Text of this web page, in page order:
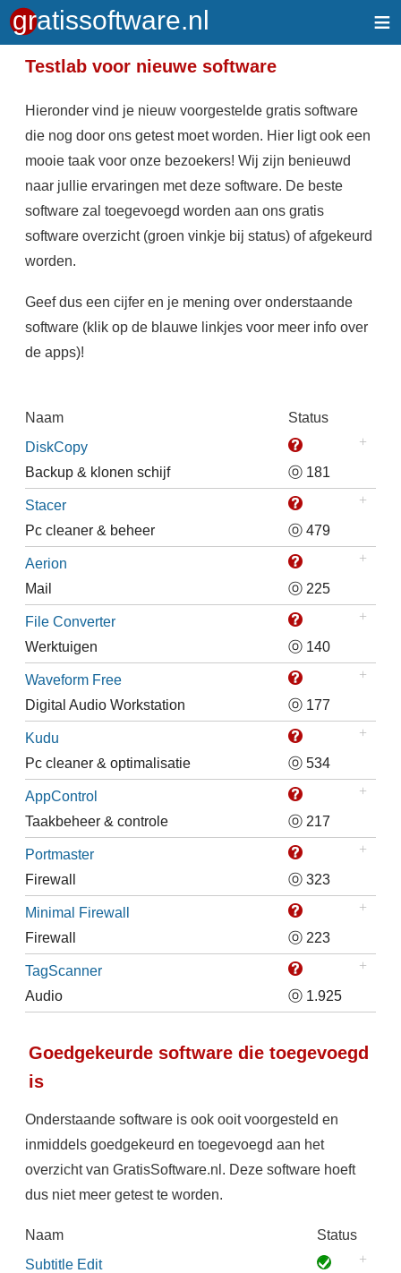
≡
Testlab voor nieuwe software
Hieronder vind je nieuw voorgestelde gratis software
die nog door ons getest moet worden. Hier ligt ook een
mooie taak voor onze bezoekers! Wij zijn benieuwd
naar jullie ervaringen met deze software. De beste
software zal toegevoegd worden aan ons gratis
software overzicht (groen vinkje bij status) of afgekeurd
worden.
Geef dus een cijfer en je mening over onderstaande
software (klik op de blauwe linkjes voor meer info over
de apps)!
Naam Status
DiskCopy
Backup & klonen schijf
ⓞ 181
Stacer
Pc cleaner & beheer
ⓞ 479
Aerion
Mail
ⓞ 225
File Converter
Werktuigen
ⓞ 140
Waveform Free
Digital Audio Workstation
ⓞ 177
Kudu
Pc cleaner & optimalisatie
ⓞ 534
AppControl
Taakbeheer & controle
ⓞ 217
Portmaster
Firewall
ⓞ 323
Minimal Firewall
Firewall
ⓞ 223
TagScanner
Audio
ⓞ 1.925
Goedgekeurde software die toegevoegd
is
Onderstaande software is ook ooit voorgesteld en
inmiddels goedgekeurd en toegevoegd aan het
overzicht van GratisSoftware.nl. Deze software hoeft
dus niet meer getest te worden.
Naam Status
Subtitle Edit